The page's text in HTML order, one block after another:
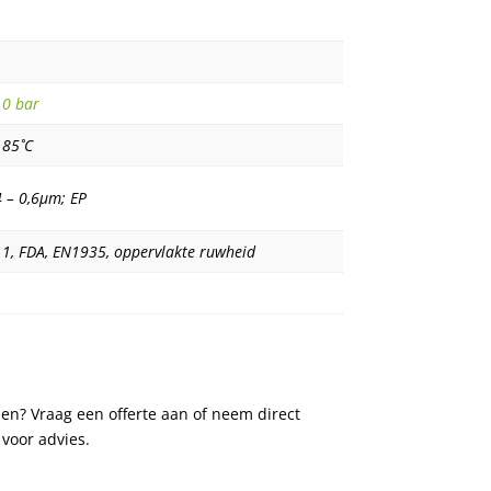
bar
– 0,6µm; EP
FDA, EN1935, oppervlakte ruwheid
Vraag een offerte aan of neem direct
advies.